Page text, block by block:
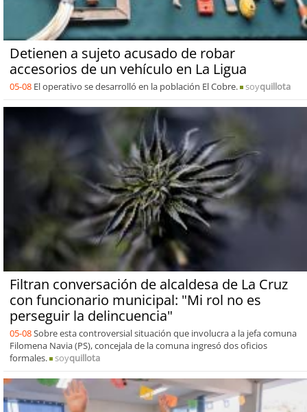
Detienen a sujeto acusado de robar
accesorios de un vehículo en La Ligua
05-08 El operativo se desarrolló en la población El Cobre. soyquillota
Filtran conversación de alcaldesa de La Cruz
con funcionario municipal: "Mi rol no es
perseguir la delincuencia"
05-08Sobre esta controversial situación que involucra a la jefa comuna
Filomena Navia (PS), concejala de la comuna ingresó dos oficios
formales.
soyquillota